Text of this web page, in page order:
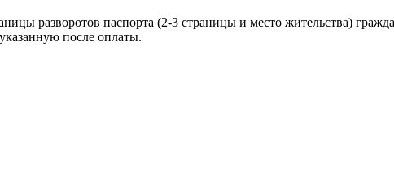
разворотов паспорта (2-3 страницы и место жительства)
после оплаты.